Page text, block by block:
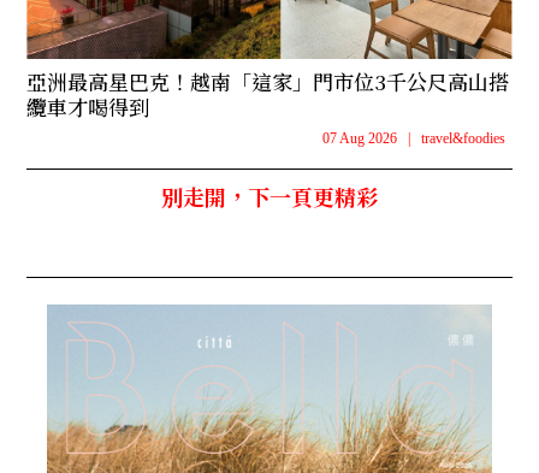
亞洲最高星巴克！越南「這家」門市位3千公尺高山搭
纜車才喝得到
07 Aug 2026 travel&foodies
別走開，下一頁更精彩